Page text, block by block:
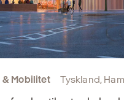
& Mobilitet Tyskland,